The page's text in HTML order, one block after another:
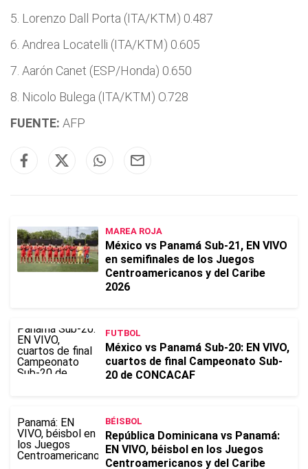
5. Lorenzo Dall Porta (ITA/KTM) 0.487
6. Andrea Locatelli (ITA/KTM) 0.605
7. Aarón Canet (ESP/Honda) 0.650
8. Nicolo Bulega (ITA/KTM) O.728
FUENTE: AFP
MAREA ROJA
México vs Panamá Sub-21, EN VIVO
en semifinales de los Juegos
Centroamericanos y del Caribe
2026
FUTBOL
México vs Panamá Sub-20: EN VIVO,
cuartos de final Campeonato Sub-
20 de CONCACAF
BÉISBOL
República Dominicana vs Panamá:
EN VIVO, béisbol en los Juegos
Centroamericanos y del Caribe